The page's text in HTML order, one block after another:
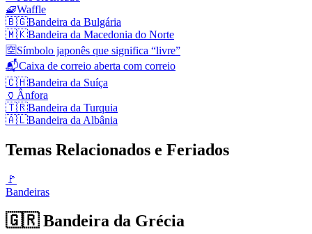
🧇Waffle
🇧🇬Bandeira da Bulgária
🇲🇰Bandeira da Macedonia do Norte
🈳Símbolo japonês que significa “livre”
📬Caixa de correio aberta com correio
🇨🇭Bandeira da Suíça
🏺 Ânfora
🇹🇷Bandeira da Turquia
🇦🇱Bandeira da Albânia
Temas Relacionados e Feriados
🚩
Bandeiras
🇬🇷 Bandeira da Grécia